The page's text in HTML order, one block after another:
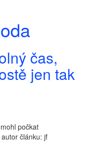
čas,
jen tak
počkat
článku: jf